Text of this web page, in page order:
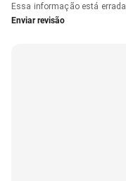
Essa informação está
Enviar revisão